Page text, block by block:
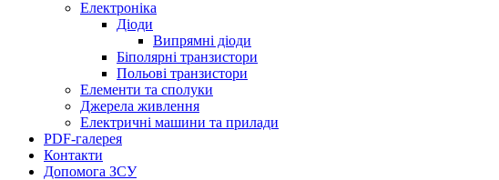
Електроніка
Діоди
Випрямні діоди
Біполярні транзистори
Польові транзистори
Елементи та сполуки
Джерела живлення
Електричні машини та прилади
PDF-галерея
Контакти
Допомога ЗСУ